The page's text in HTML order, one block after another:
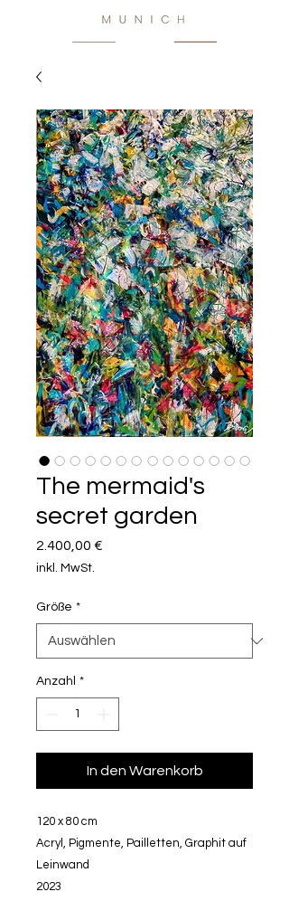
The mermaid's
secret garden
2.400,00 €
inkl. MwSt.
Größe *
Anzahl *
In den Warenkorb
120 x 80 cm
Acryl, Pigmente, Pailletten, Graphit auf
Leinwand
2023